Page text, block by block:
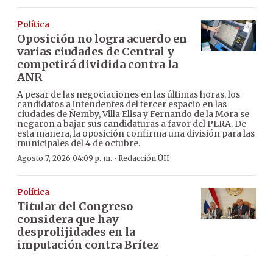
Política
Oposición no logra acuerdo en
varias ciudades de Central y
competirá dividida contra la
ANR
A pesar de las negociaciones en las últimas horas, los
candidatos a intendentes del tercer espacio en las
ciudades de Ñemby, Villa Elisa y Fernando de la Mora se
negaron a bajar sus candidaturas a favor del PLRA. De
esta manera, la oposición confirma una división para las
municipales del 4 de octubre.
Agosto 7, 2026 04:09 p. m. · Redacción ÚH
Política
Titular del Congreso
considera que hay
desprolijidades en la
imputación contra Brítez